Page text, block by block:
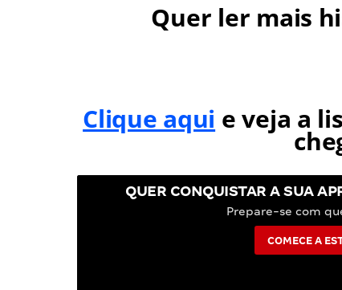
Quer ler mais
Clique aqui e veja a
QUER CONQUISTAR A SUA
Prepare-se com
COMECE A